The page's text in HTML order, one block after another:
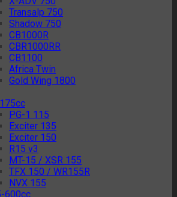
Transalp 750
Shadow 750
CB1000R
CBR1000RR
CB1100
Africa Twin
Gold Wing 1800
PG-1 115
Exciter 135
Exciter 150
R15 v3
MT-15 / XSR 155
TFX 150 / WR155R
NVX 155
600cc